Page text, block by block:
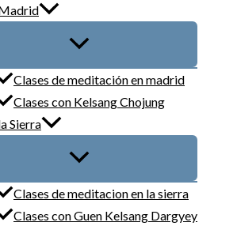
Clases de meditación en madrid
Clases con Kelsang Chojung
Sierra
Clases de meditacion en la sierra
Clases con Guen Kelsang Dargyey